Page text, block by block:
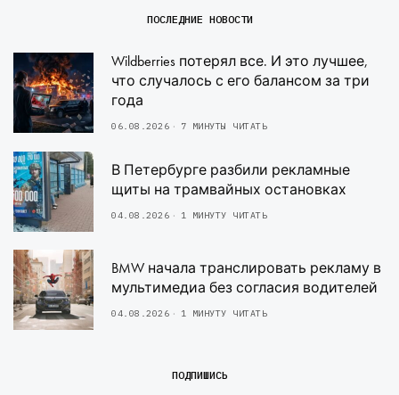
ПОСЛЕДНИЕ НОВОСТИ
Wildberries потерял все. И это лучшее,
что случалось с его балансом за три
года
06.08.2026 7 МИНУТЫ ЧИТАТЬ
В Петербурге разбили рекламные
щиты на трамвайных остановках
04.08.2026 1 МИНУТУ ЧИТАТЬ
BMW начала транслировать рекламу в
мультимедиа без согласия водителей
04.08.2026 1 МИНУТУ ЧИТАТЬ
ПОДПИШИСЬ